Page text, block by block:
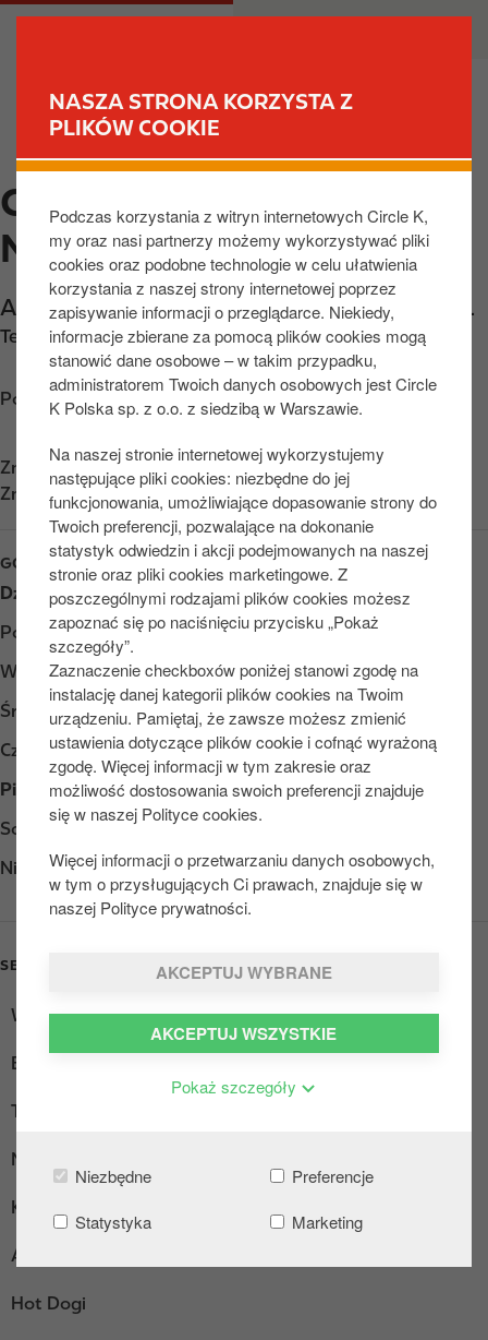
NASZA STRONA KORZYSTA Z
PLIKÓW COOKIE
Podczas korzystania z witryn internetowych Circle K,
my oraz nasi partnerzy możemy wykorzystywać pliki
cookies oraz podobne technologie w celu ułatwienia
korzystania z naszej strony internetowej poprzez
zapisywanie informacji o przeglądarce. Niekiedy,
informacje zbierane za pomocą plików cookies mogą
stanowić dane osobowe – w takim przypadku,
administratorem Twoich danych osobowych jest Circle
K Polska sp. z o.o. z siedzibą w Warszawie.
Na naszej stronie internetowej wykorzystujemy
następujące pliki cookies: niezbędne do jej
funkcjonowania, umożliwiające dopasowanie strony do
Twoich preferencji, pozwalające na dokonanie
statystyk odwiedzin i akcji podejmowanych na naszej
stronie oraz pliki cookies marketingowe. Z
poszczególnymi rodzajami plików cookies możesz
zapoznać się po naciśnięciu przycisku „Pokaż
szczegóły”.
Zaznaczenie checkboxów poniżej stanowi zgodę na
instalację danej kategorii plików cookies na Twoim
urządzeniu. Pamiętaj, że zawsze możesz zmienić
ustawienia dotyczące plików cookie i cofnąć wyrażoną
zgodę. Więcej informacji w tym zakresie oraz
możliwość dostosowania swoich preferencji znajduje
się w naszej Polityce cookies.
Więcej informacji o przetwarzaniu danych osobowych,
w tym o przysługujących Ci prawach, znajduje się w
naszej Polityce prywatności.
AKCEPTUJ WYBRANE
AKCEPTUJ WSZYSTKIE
Pokaż szczegóły
Niezbędne
Preferencje
Statystyka
Marketing
d
o
e
ś
M
v
CIRCLE K SOPOT,
NIEPODLEGLOSCI
Al. Niepodległości 627-637,Sopot,81-811 PL
Telefon: +48585510290
Poznaj wskazówki dojazdu
Znajdź nas naApp Store
Znajdź nas na Google Play
GODZINY OTWARCIA
Dzień
Opening hours
Poniedziałek
Otwarte 24/7
Wtorek
Otwarte 24/7
Środa
Otwarte 24/7
Czwartek
Otwarte 24/7
Piątek
Otwarte 24/7
Sobota
Niedziela
Otwarte 24/7
SERVICES
Wypożyczalnia przyczep
Ekspres do kawy
Truck Diesel
Myjnia
Kącik wypoczynkowy
AdBlue pakowane
Hot Dogi